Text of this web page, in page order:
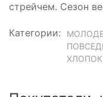
стрейчем. Сезон
Категории:
ХЛОПОК